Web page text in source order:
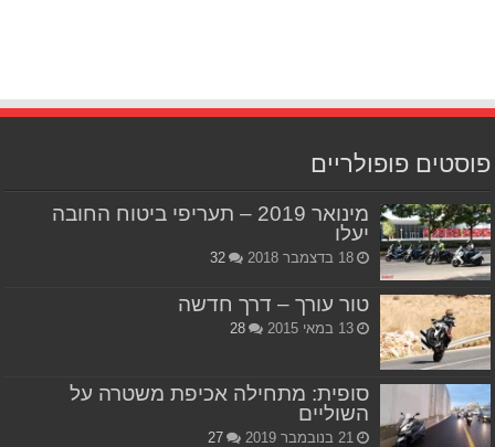
פוסטים פופולריים
מינואר 2019 – תעריפי ביטוח החובה
יעלו
18 בדצמבר 2018 32
טור עורך – דרך חדשה
13 במאי 2015 28
סופית: מתחילה אכיפת משטרה על
השוליים
21 בנובמבר 2019 27